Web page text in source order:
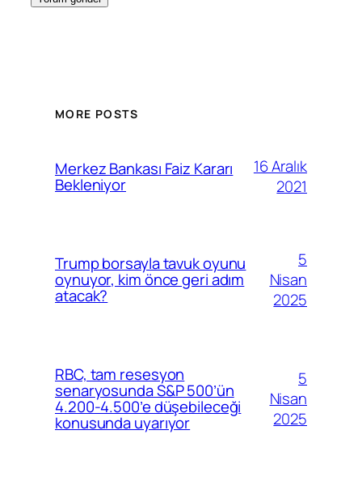
MORE POSTS
Merkez Bankası Faiz Kararı
Bekleniyor
16 Aralık
2021
Trump borsayla tavuk oyunu
oynuyor, kim önce geri adım
atacak?
5
Nisan
2025
RBC, tam resesyon
senaryosunda S&P 500’ün
4.200-4.500’e düşebileceği
konusunda uyarıyor
5
Nisan
2025